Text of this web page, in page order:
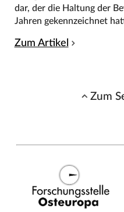
dar, der die Haltung der
Jahren gekennzeichnet
Zum Artikel
Zum